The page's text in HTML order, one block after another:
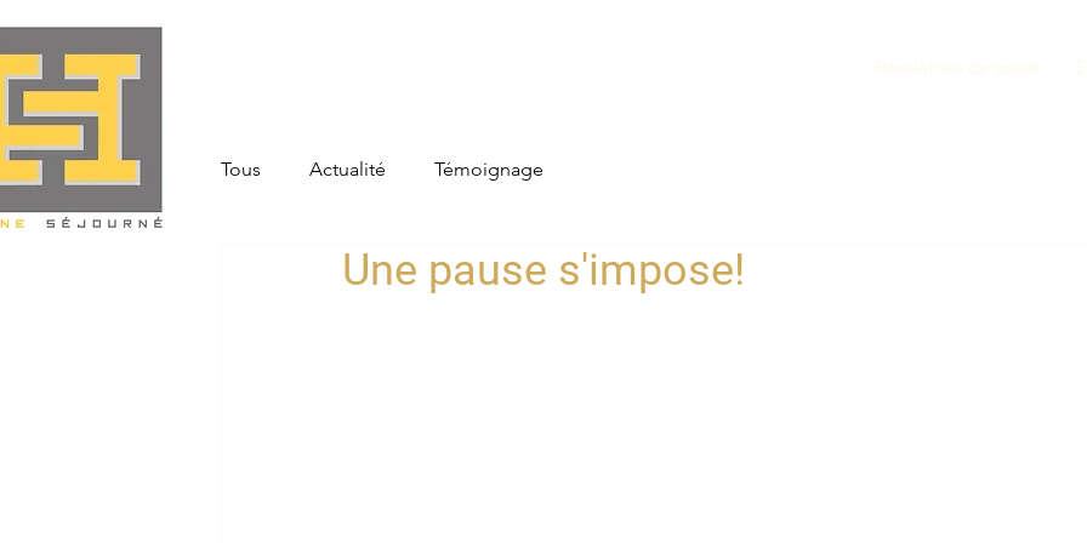
Révélatrice de talent
Tous Actualité Témoignage
Une pause s'impose!